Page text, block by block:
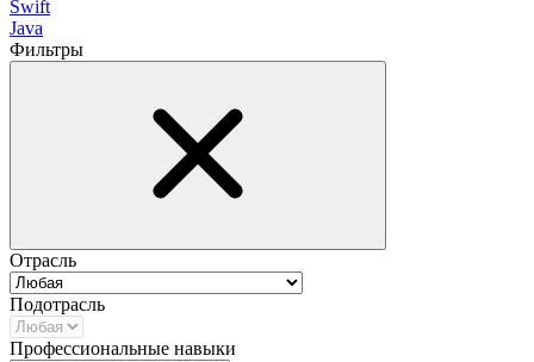
Swift
Java
Фильтры
Отрасль
Подотрасль
Профессиональные навыки